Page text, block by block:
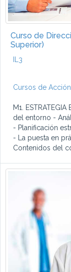
Curso de
Superior)
IL3
Cursos de
M1.
del entorno -
- Planificación
- La puesta en
Contenidos del